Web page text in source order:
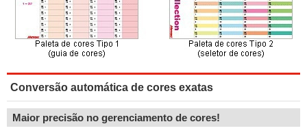
Conversão automática de cores exatas
Maior precisão no gerenciamento de cores!